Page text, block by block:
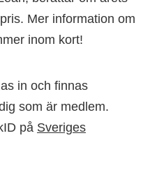
Mer information om
inom kort!
in och finnas
som är medlem.
på Sveriges